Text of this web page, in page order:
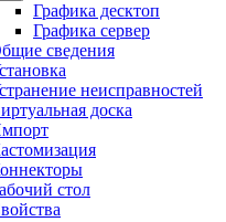
Графика десктоп
Графика сервер
сведения
неисправностей
доска
стол